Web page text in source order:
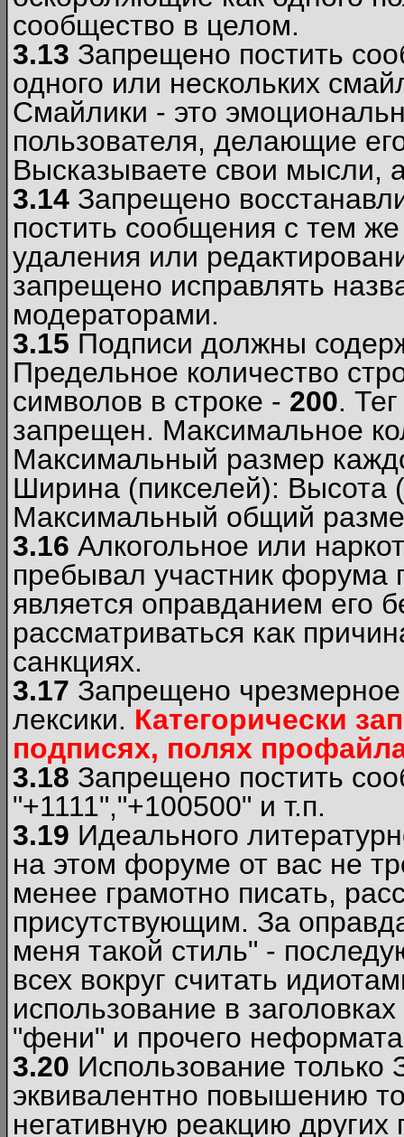
сообщество в целом.
3.13 Запрещено постить
одного или нескольких
Смайлики - это
пользователя, делающие
Высказываете свои мысли,
3.14 Запрещено
постить сообщения с тем
удаления или
запрещено исправлять
модераторами.
3.15 Подписи должны
Предельное количество
символов в строке - 200.
запрещен. Максимальное
Максимальный размер
Ширина (пикселей): Высота
Максимальный общий
3.16 Алкогольное или
пребывал участник форума
является оправданием его
рассматриваться как
санкциях.
3.17 Запрещено
лексики. Категорически
подписях, полях
3.18 Запрещено постить
"+1111","+100500" и т.п.
3.19 Идеального
на этом форуме от вас не
менее грамотно писать,
присутствующим. За
меня такой стиль" -
всех вокруг считать
использование в
"фени" и прочего
3.20 Использование
эквивалентно повышению
негативную реакцию